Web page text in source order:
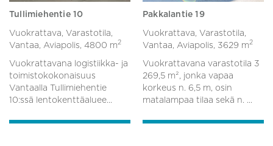
Tullimiehentie 10
Vuokrattava, Varastotila,
Vantaa, Aviapolis, 4800 m2
Vuokrattavana logistiikka- ja
toimistokokonaisuus
Vantaalla Tullimiehentie
10:ssä lentokenttäaluee...
Pakkalantie 19
Vuokrattava, Varastotila,
Vantaa, Aviapolis, 3629 m2
Vuokrattavana varastotila 3
269,5 m², jonka vapaa
korkeus n. 6,5 m, osin
matalampaa tilaa sekä n. ...